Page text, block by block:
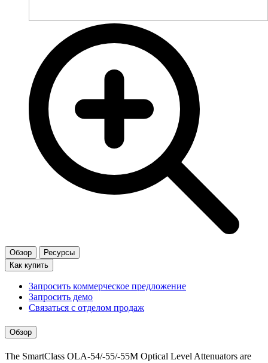
Обзор
Ресурсы
Как купить
Запросить коммерческое предложение
Запросить демо
Связаться с отделом продаж
Обзор
The SmartClass OLA-54/-55/-55M Optical Level Attenuators are